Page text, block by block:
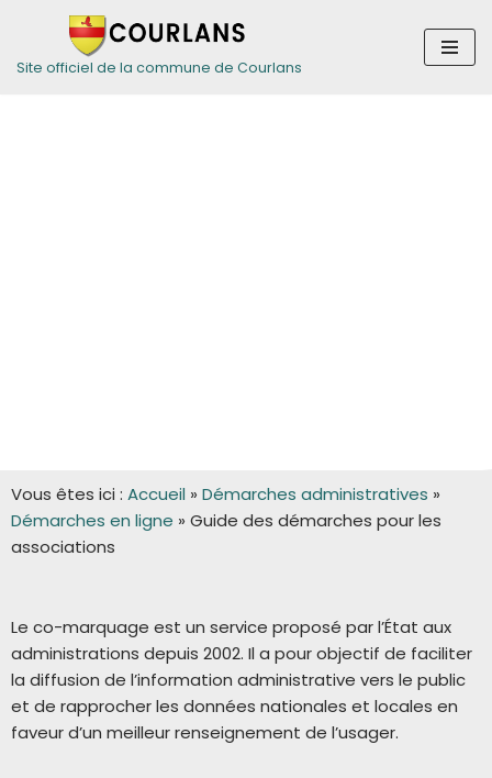
Aller
Site officiel de la commune de Courlans
Vous êtes ici : Accueil » Démarches administratives »
Démarches en ligne » Guide des démarches pour les
associations
Le co-marquage est un service proposé par l’État aux
administrations depuis 2002. Il a pour objectif de faciliter
la diffusion de l’information administrative vers le public
et de rapprocher les données nationales et locales en
faveur d’un meilleur renseignement de l’usager.